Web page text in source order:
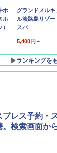
ホ
ホ
グランドメルキ
ル淡路島リゾー
スパ
5,400円～
ランキングを
プレス予約・
。検索画面か